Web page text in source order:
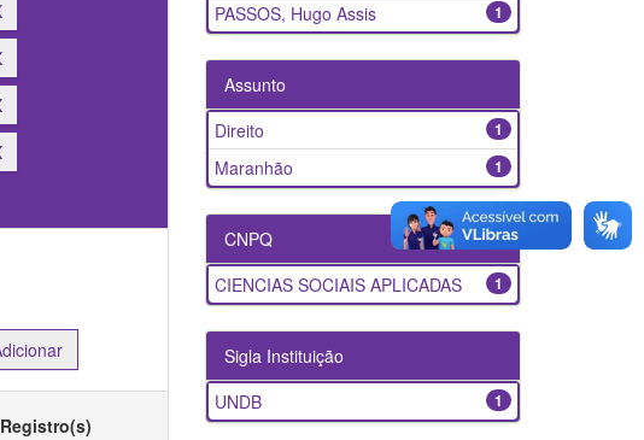
Registro(s)
1
PASSOS, Hugo Assis
Assunto
1
Direito
1
Maranhão
CNPQ
1
CIENCIAS SOCIAIS APLICADAS
Sigla Instituição
1
UNDB